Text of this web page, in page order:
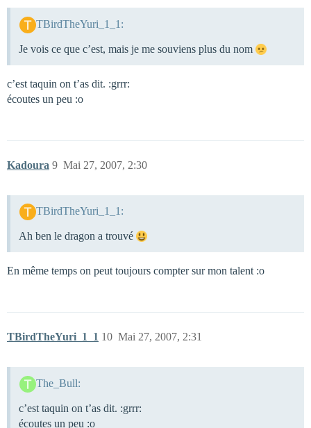
TBirdTheYuri_1_1:
Je vois ce que c’est, mais je me souviens plus du nom
c’est taquin on t’as dit. :grrr:
écoutes un peu :o
Kadoura Mai 27, 2007, 2:30
9
TBirdTheYuri_1_1:
Ah ben le dragon a trouvé
En même temps on peut toujours compter sur mon talent :o
TBirdTheYuri_1_1 Mai 27, 2007, 2:31
10
The_Bull:
c’est taquin on t’as dit. :grrr:
écoutes un peu :o